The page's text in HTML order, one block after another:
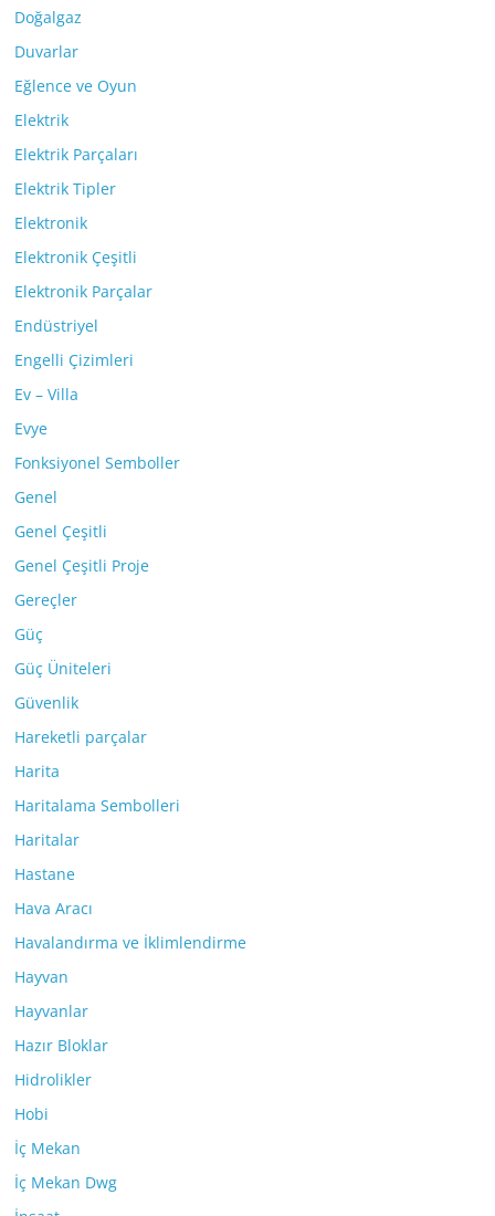
Doğalgaz
Duvarlar
Eğlence ve Oyun
Elektrik
Elektrik Parçaları
Elektrik Tipler
Elektronik
Elektronik Çeşitli
Elektronik Parçalar
Endüstriyel
Engelli Çizimleri
Ev – Villa
Evye
Fonksiyonel Semboller
Genel
Genel Çeşitli
Genel Çeşitli Proje
Gereçler
Güç
Güç Üniteleri
Güvenlik
Hareketli parçalar
Harita
Haritalama Sembolleri
Haritalar
Hastane
Hava Aracı
Havalandırma ve İklimlendirme
Hayvan
Hayvanlar
Hazır Bloklar
Hidrolikler
Hobi
İç Mekan
İç Mekan Dwg